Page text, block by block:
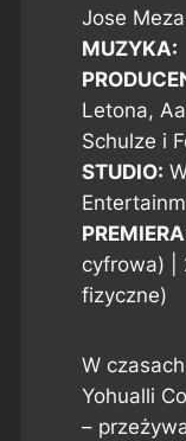
Jose
MUZYKA:
Letona,
Schulze i
STUDIO:
cyfrowa) |
fizyczne)
W
Yohualli
–